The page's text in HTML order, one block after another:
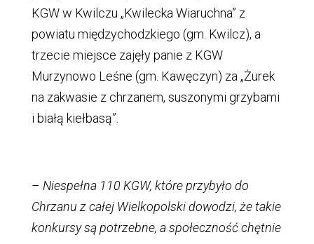
KGW w Kwilczu „Kwilecka Wiaruchna” z
powiatu międzychodzkiego (gm. Kwilcz), a
trzecie miejsce zajęły panie z KGW
Murzynowo Leśne (gm. Kawęczyn) za „Żurek
na zakwasie z chrzanem, suszonymi grzybami
i białą kiełbasą”.
– Niespełna 110 KGW, które przybyło do
Chrzanu z całej Wielkopolski dowodzi, że takie
konkursy są potrzebne, a społeczność chętnie